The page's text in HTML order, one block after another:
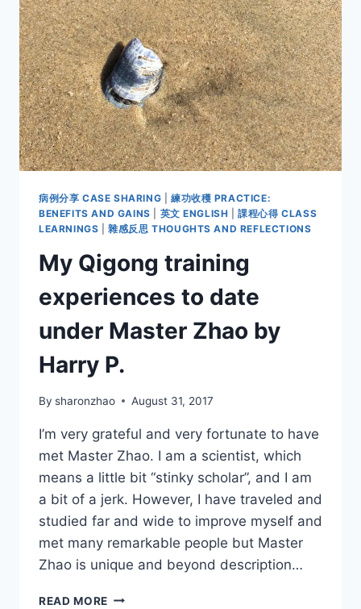
BY
T.Y.
LIU
病例分享 CASE SHARING
練功收穫 PRACTICE:
BENEFITS AND GAINS
英文 ENGLISH |課程心得 CLASS
LEARNINGS |雜感反思 THOUGHTS AND REFLECTIONS
My Qigong training
experiences to date
under Master Zhao by
Harry P.
By sharonzhao August 31, 2017
I’m very grateful and very fortunate to have
met Master Zhao. I am a scientist, which
means a little bit “stinky scholar”, and I am
a bit of a jerk. However, I have traveled and
studied far and wide to improve myself and
met many remarkable people but Master
Zhao is unique and beyond description…
READ MORE MY